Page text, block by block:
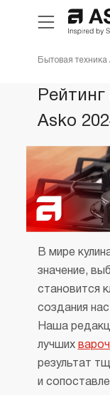
Уход
Asko
Шоу-
Бытовая техника
Asko
В мире
значение,
становится
создания
Наша
лучших
результат
и